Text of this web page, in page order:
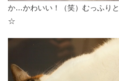
か…かわいい！（笑）むっふり
☆